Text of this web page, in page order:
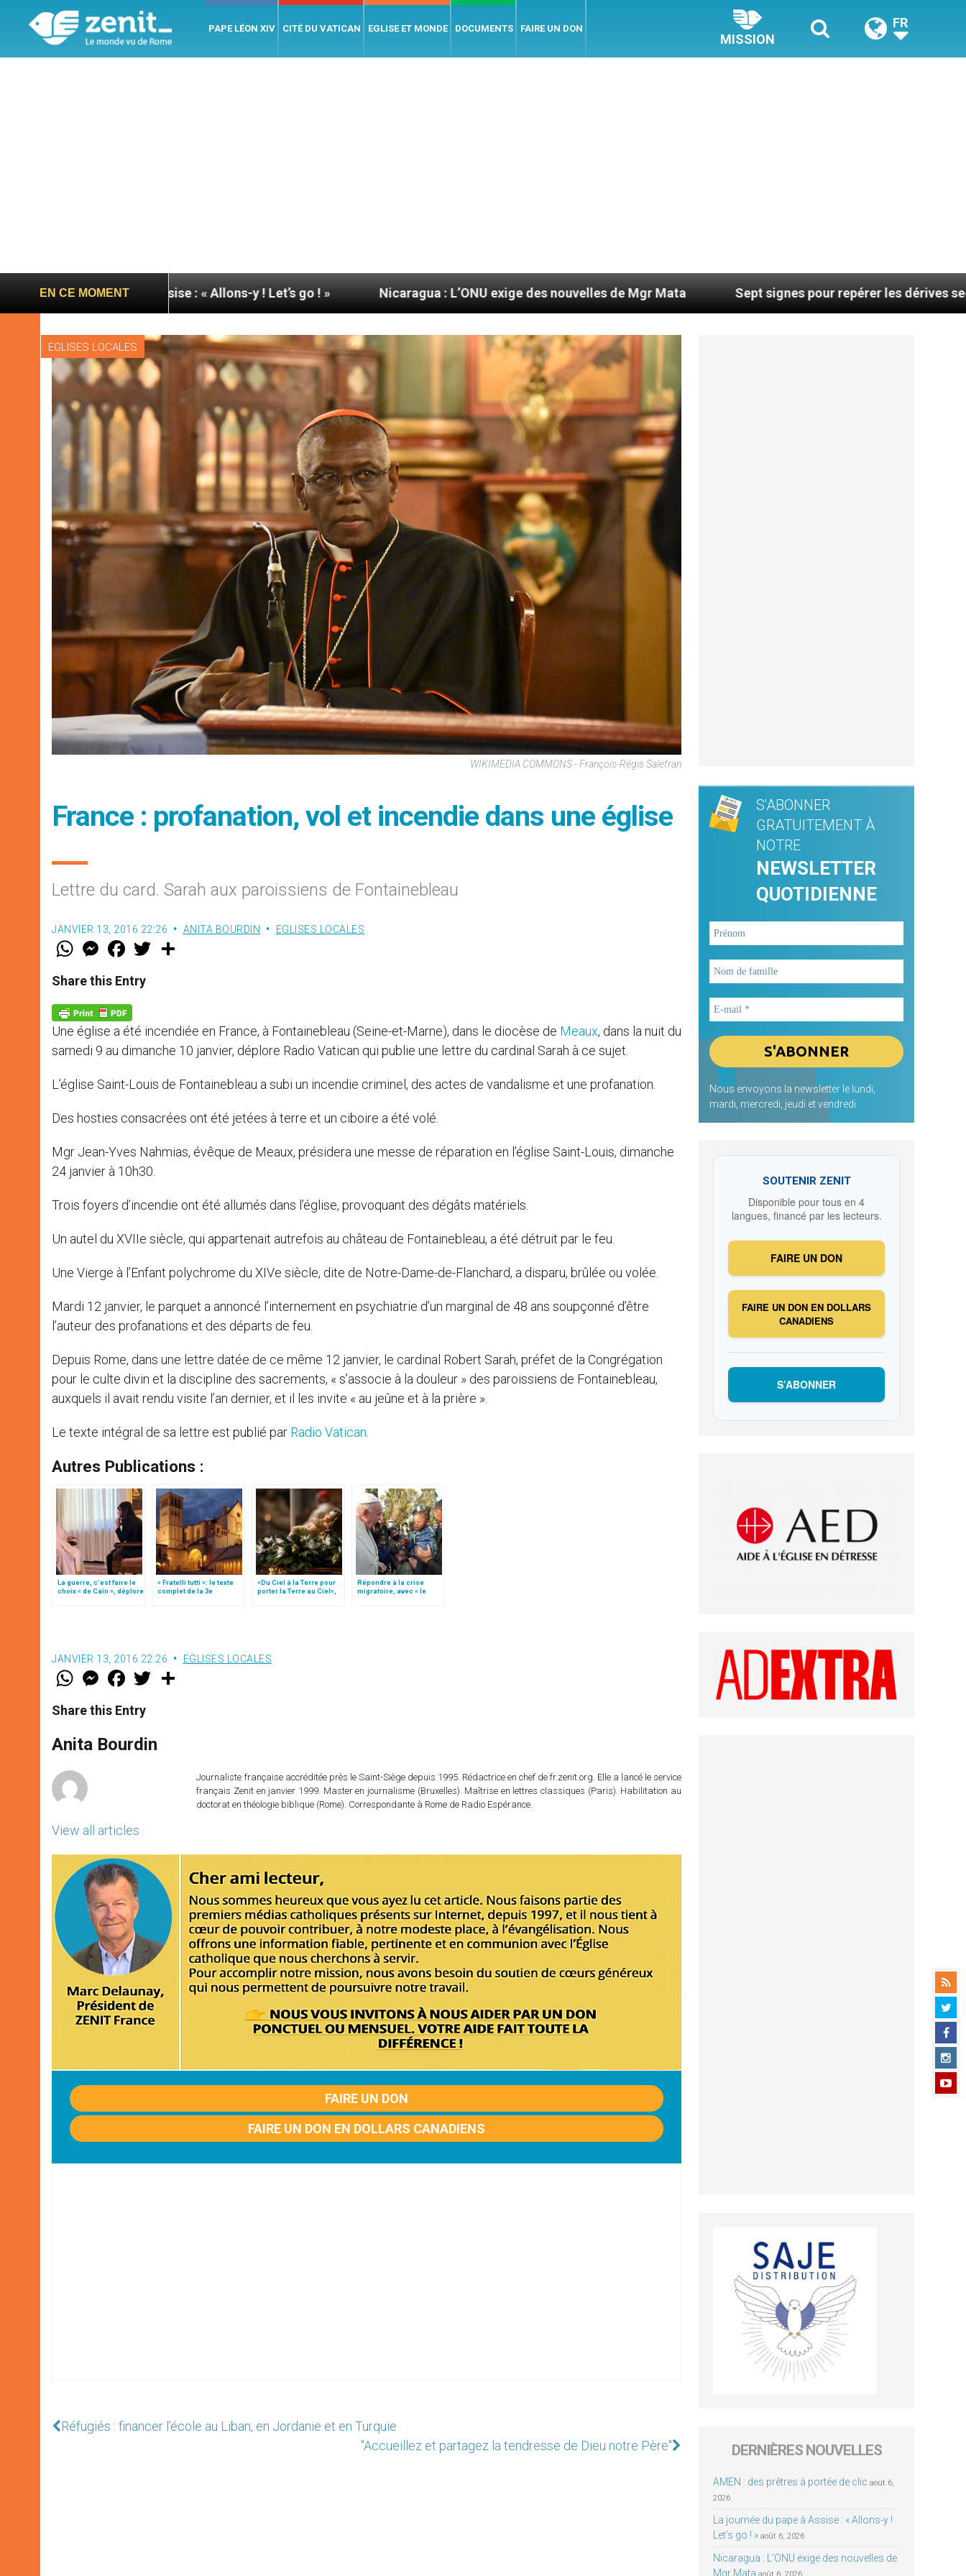
PAPE LÉON XIV CITÉ DU VATICAN EGLISE ET MONDE DOCUMENTS FAIRE UN DON
MISSION
FR
EN CE MOMENT
à Assise : « Allons-y ! Let’s go ! » Nicaragua : L’ONU exige des nouvelles de Mgr Mata Sept signes pour repérer les dérives sectaires du
EGLISES LOCALES
WIKIMEDIA COMMONS - François-Régis Salefran
France : profanation, vol et incendie dans une église
Lettre du card. Sarah aux paroissiens de Fontainebleau
JANVIER 13, 2016 22:26 ANITA BOURDIN EGLISES LOCALES
W
t
s
p
p
M
e
s
e
g
e
r
F
a
e
b
o
k
w
Share this Entry
Une église a été incendiée en France, à Fontainebleau (Seine-et-Marne), dans le diocèse de Meaux, dans la nuit du
samedi 9 au dimanche 10 janvier, déplore Radio Vatican qui publie une lettre du cardinal Sarah à ce sujet.
L’église Saint-Louis de Fontainebleau a subi un incendie criminel, des actes de vandalisme et une profanation.
Des hosties consacrées ont été jetées à terre et un ciboire a été volé.
Mgr Jean-Yves Nahmias, évêque de Meaux, présidera une messe de réparation en l’église Saint-Louis, dimanche
24 janvier à 10h30.
Trois foyers d’incendie ont été allumés dans l’église, provoquant des dégâts matériels.
Un autel du XVIIe siècle, qui appartenait autrefois au château de Fontainebleau, a été détruit par le feu.
Une Vierge à l’Enfant polychrome du XIVe siècle, dite de Notre-Dame-de-Flanchard, a disparu, brûlée ou volée.
Mardi 12 janvier, le parquet a annoncé l’internement en psychiatrie d’un marginal de 48 ans soupçonné d’être
l’auteur des profanations et des départs de feu.
Depuis Rome, dans une lettre datée de ce même 12 janvier, le cardinal Robert Sarah, préfet de la Congrégation
pour le culte divin et la discipline des sacrements, « s’associe à la douleur » des paroissiens de Fontainebleau,
auxquels il avait rendu visite l’an dernier, et il les invite « au jeûne et à la prière ».
Le texte intégral de sa lettre est publié par Radio Vatican
Autres Publications :
La guerre, c’est faire le
choix « de Caïn », déplore
« Fratelli tutti »: le texte
complet de la 3e
«Du Ciel à la Terre pour
porter la Terre au Ciel»,
Répondre à la crise
migratoire, avec « le
JANVIER 13, 2016 22:26 EGLISES LOCALES
W
t
s
p
p
M
e
s
e
g
e
F
a
e
b
o
k
w
r
Share this Entry
Anita Bourdin
View all articles
Journaliste française accréditée près le Saint-Siège depuis 1995. Rédactrice en chef de fr.zenit.org. Elle a lancé le service
français Zenit en janvier 1999. Master en journalisme (Bruxelles). Maîtrise en lettres classiques (Paris). Habilitation au
doctorat en théologie biblique (Rome). Correspondante à Rome de Radio Espérance.
FAIRE UN DON
FAIRE UN DON EN DOLLARS CANADIENS
Réfugiés : financer l’école au Liban, en Jordanie et en Turquie
"Accueillez et partagez la tendresse de Dieu notre Père"
S'ABONNER
GRATUITEMENT À
NOTRE
NEWSLETTER
QUOTIDIENNE
Nous envoyons la newsletter le lundi,
mardi, mercredi, jeudi et vendredi
SOUTENIR ZENIT
Disponible pour tous en 4
langues, financé par les lecteurs.
FAIRE UN DON
FAIRE UN DON EN DOLLARS
CANADIENS
S’ABONNER
DERNIÈRES NOUVELLES
AMEN : des prêtres à portée de clic août 6,
2026
La journée du pape à Assise : « Allons-y !
Let’s go ! » août 6, 2026
Nicaragua : L’ONU exige des nouvelles de
Mgr Mata